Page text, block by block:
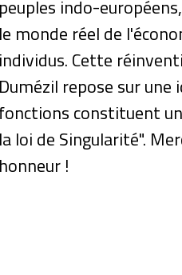
peuples indo-
le monde réel de
individus. Cette
Dumézil repose sur
fonctions constituent
la loi de Singularité".
honneur !